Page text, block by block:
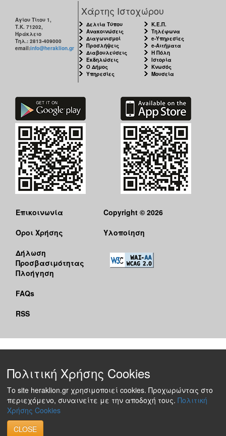
Αγίου Τίτου 1,
Τ.Κ. 71202,
Ηράκλειο
Τηλ.: 2813-409000
email:info@heraklion.gr
Χάρτης Ιστοχώρου
Δελτία Τύπου
Ανακοινώσεις
Διαγωνισμοί
Προσλήψεις
Διαβουλεύσεις
Εκδηλώσεις
Ο Δήμος
Υπηρεσίες
Κ.Ε.Π.
Τηλέφωνα
e-Υπηρεσίες
e-Αιτήματα
Η Πόλη
Ιστορία
Κνωσός
Μουσεία
Επικοινωνία
Όροι Χρήσης
Δήλωση
Προσβασιμότητας
Πλοήγηση
FAQs
RSS
Copyright © 2026
Υλοποίηση
Πολιτική Χρήσης Cookies
Το site heraklion.gr χρησιμοποιεί cookies. Προχωρώντας στο
περιεχόμενο, συναινείτε με την αποδοχή τους. Πολιτική
Χρήσης Cookies
CLOSE